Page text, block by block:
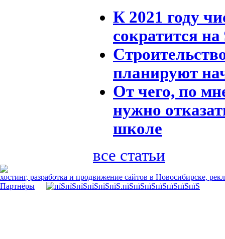
К 2021 году
сократится
планируют
От чего, по
нужно
школе
все статьи
хостинг, разработка и продвижение сайтов в Новосибирске,
Партнёры